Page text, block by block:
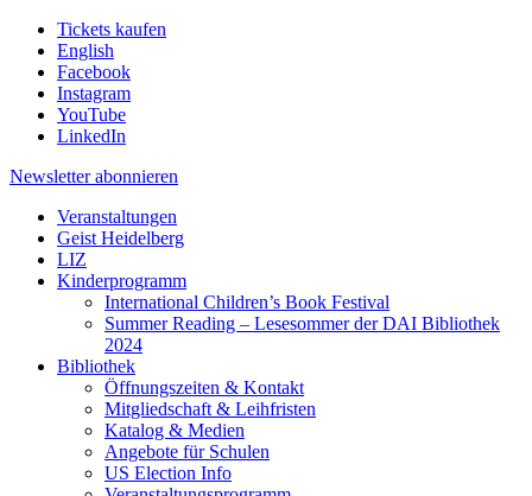
Tickets kaufen
English
Facebook
Instagram
YouTube
LinkedIn
Newsletter abonnieren
Veranstaltungen
Geist Heidelberg
LIZ
Kinderprogramm
International Children’s Book Festival
Summer Reading – Lesesommer der DAI Bibliothek
2024
Bibliothek
Öffnungszeiten & Kontakt
Mitgliedschaft & Leihfristen
Katalog & Medien
Angebote für Schulen
US Election Info